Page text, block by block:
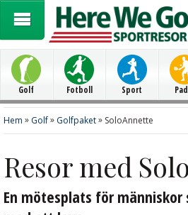
Golf Fotboll Sport
Hem » Golf» Golfpaket» SoloAnnette
Resor med
En mötesplats för